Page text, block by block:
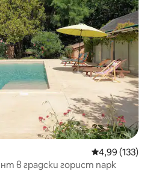
Средна
4,99 (133)
в градски горист парк